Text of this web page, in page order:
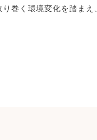
巻く環境変化を踏ま